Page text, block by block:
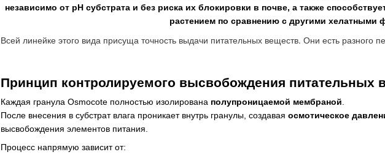
независимо от pH субстрата и без риска их блокировки в почве, а также
растением по сравнению с другими хелатными
Всей линейке этого вида присуща точность выдачи питательных веществ. Они есть разного
Принцип контролируемого высвобождения питательных
Каждая гранула Osmocote полностью изолирована полупроницаемой мембраной
После внесения в субстрат влага проникает внутрь гранулы, создавая осмотическое
высвобождения элементов питания.
Процесс напрямую зависит от: